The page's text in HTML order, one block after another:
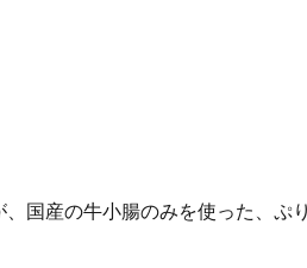
国産の牛小腸のみを使った、ぷ